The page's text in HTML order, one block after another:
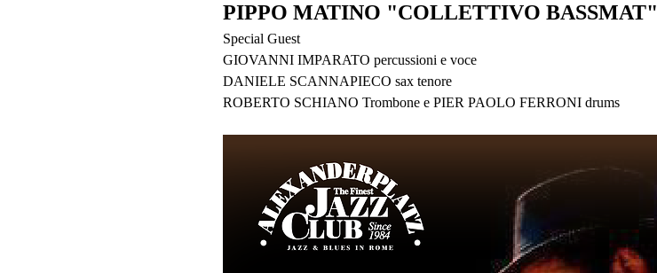
PIPPO MATINO "COLLETTIVO BASSMAT"
Special Guest
GIOVANNI IMPARATO percussioni e voce
DANIELE SCANNAPIECO sax tenore
ROBERTO SCHIANO Trombone e PIER PAOLO FERRONI drums